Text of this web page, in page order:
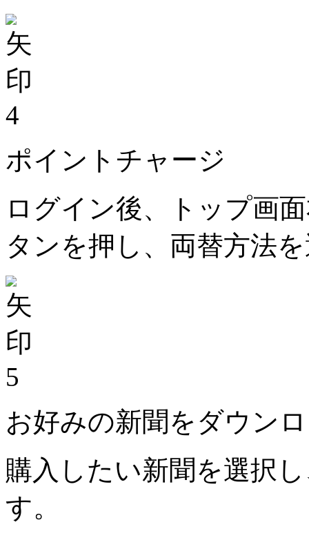
4
ポイントチャージ
ログイン後、トップ画
タンを押し、両替方法
5
お好みの新聞をダウン
購入したい新聞を選択
す。